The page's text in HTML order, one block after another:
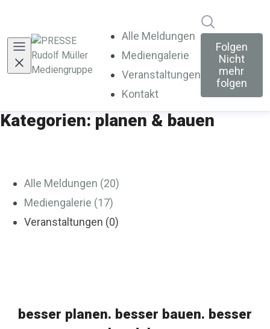
Alle Meldungen
Mediengalerie
Veranstaltungen
Kontakt
Folgen
Nicht
mehr
folgen
Kategorien: planen & bauen
Alle Meldungen (20)
Mediengalerie (17)
Veranstaltungen (0)
besser planen. besser bauen. besser